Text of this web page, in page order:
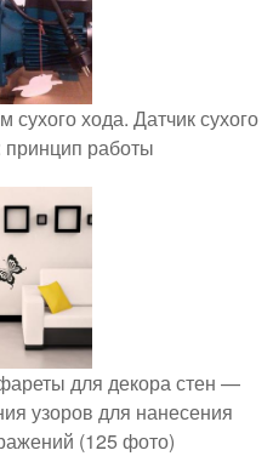
сухого хода. Датчик сухого
принцип работы
для декора стен —
узоров для нанесения
(125 фото)